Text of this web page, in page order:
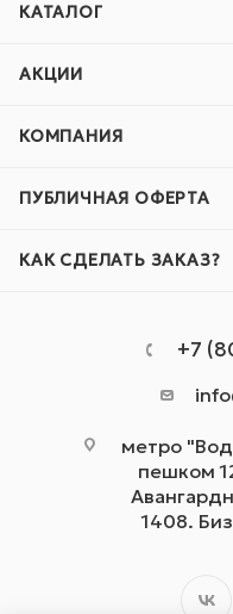
КАТАЛОГ
АКЦИИ
КОМПАНИЯ
ПУБЛИЧНАЯ ОФЕРТА
КАК СДЕЛАТЬ ЗАКАЗ?
+7
метро
пешком
1408.